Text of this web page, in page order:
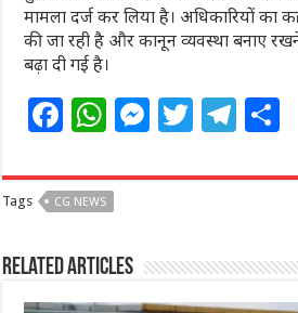
मामला दर्ज कर लिया है। अधिकारियों का
की जा रही है और कानून व्यवस्था बनाए रखने
बढ़ा दी गई है।
F
c
e
b
o
W
at
s
A
p
M
ss
n
g
T
itt
r
T
e
ra
m
Tags CG NEWS
Related Articles